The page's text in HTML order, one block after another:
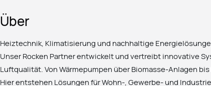
Über
Heiztechnik, Klimatisierung und nachhaltige
Unser Rocken Partner entwickelt und vertreibt innovative
Luftqualität. Von Wärmepumpen über Biomasse-Anlagen
Hier entstehen Lösungen für Wohn-, Gewerbe- und